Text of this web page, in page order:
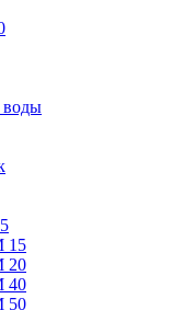
воды
15
20
40
50